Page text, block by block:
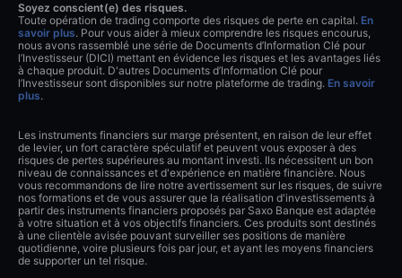
Soyez conscient(e) des risques.
Toute opération de trading comporte des risques de perte en capital. En
savoir plus. Pour vous aider à mieux comprendre les risques encourus,
nous avons rassemblé une série de Documents d’Information Clé pour
l’Investisseur (DICI) mettant en évidence les risques et les avantages liés
à chaque produit. D'autres Documents d’Information Clé pour
l’Investisseur sont disponibles sur notre plateforme de trading. En savoir
plus.
Les instruments financiers sur marge présentent, en raison de leur effet
de levier, un fort caractère spéculatif et peuvent vous exposer à des
risques de pertes supérieures au montant investi. Ils nécessitent un bon
niveau de connaissances et d'expérience en matière financière. Nous
vous recommandons de lire notre avertissement sur les risques, de suivre
nos formations et de vous assurer que la réalisation d'investissements à
partir des instruments financiers proposés par Saxo Banque est adaptée
à votre situation et à vos objectifs financiers. Ces produits sont destinés
à une clientèle avisée pouvant surveiller ses positions de manière
quotidienne, voire plusieurs fois par jour, et ayant les moyens financiers
de supporter un tel risque.